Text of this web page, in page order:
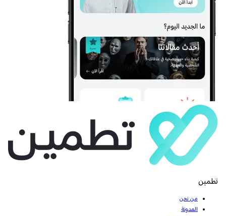
تطمين
من نحن
المدونة